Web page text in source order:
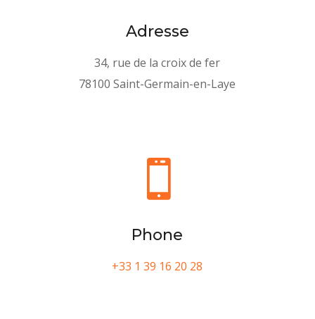
Adresse
34, rue de la croix de fer
78100 Saint-Germain-en-Laye

Phone
+33 1 39 16 20 28